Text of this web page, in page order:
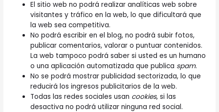
El sitio web no podrá realizar analíticas web sobre
visitantes y tráfico en la web, lo que dificultará que
la web sea competitiva.
No podrá escribir en el blog, no podrá subir fotos,
publicar comentarios, valorar o puntuar contenidos.
La web tampoco podrá saber si usted es un humano
o una aplicación automatizada que publica spam.
No se podrá mostrar publicidad sectorizada, lo que
reducirá los ingresos publicitarios de la web.
Todas las redes sociales usan cookies, si las
desactiva no podrá utilizar ninguna red social.